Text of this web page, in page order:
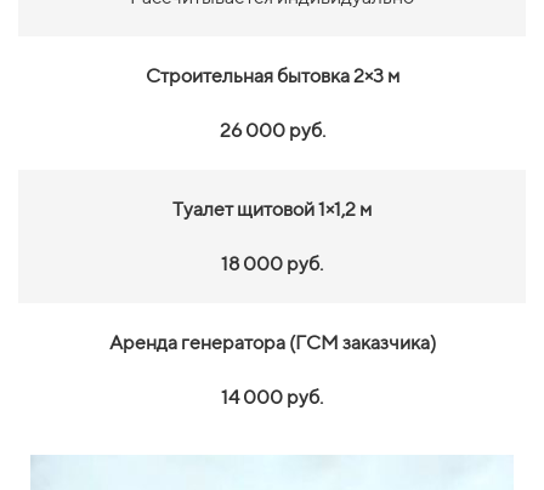
Строительная бытовка 2×3 м
26 000 руб.
Туалет щитовой 1×1,2 м
18 000 руб.
Аренда генератора (ГСМ заказчика)
14 000 руб.